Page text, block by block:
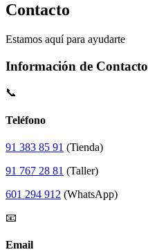
Contacto
Estamos aquí para ayudarte
Información de Contacto
📞
Teléfono
91 383 85 91 (Tienda)
91 767 28 81 (Taller)
601 294 912 (WhatsApp)
📧
Email